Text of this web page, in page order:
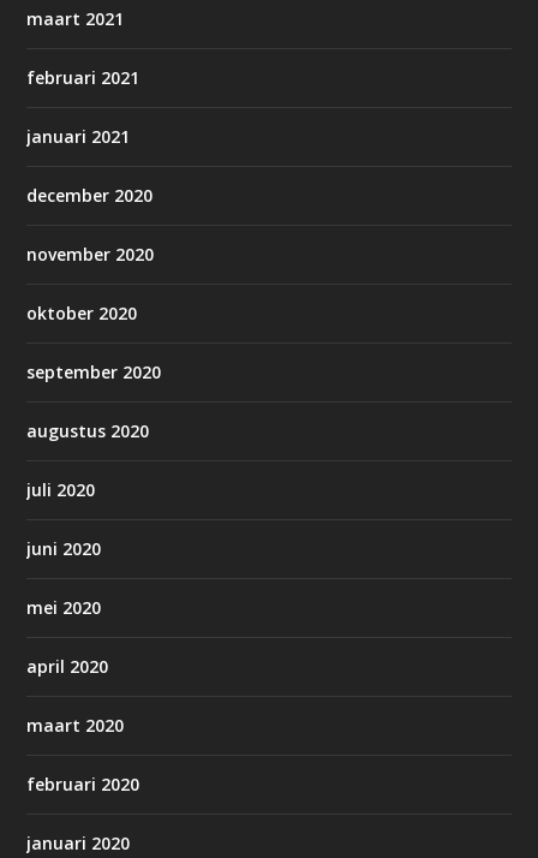
maart 2021
februari 2021
januari 2021
december 2020
november 2020
oktober 2020
september 2020
augustus 2020
juli 2020
juni 2020
mei 2020
april 2020
maart 2020
februari 2020
januari 2020